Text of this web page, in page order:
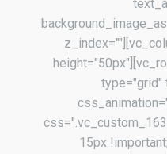
type="grid"
15px